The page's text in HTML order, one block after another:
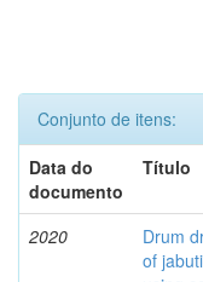
Conjunto de itens:
Data do
documento
Título
2020
Drum
of